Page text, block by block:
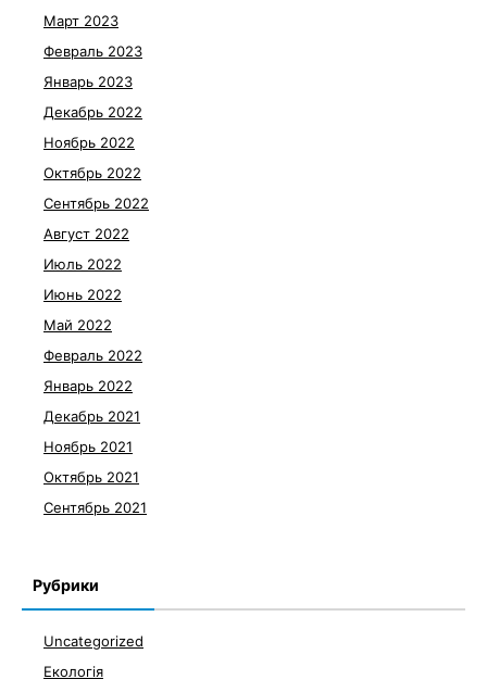
Март 2023
Февраль 2023
Январь 2023
Декабрь 2022
Ноябрь 2022
Октябрь 2022
Сентябрь 2022
Август 2022
Июль 2022
Июнь 2022
Май 2022
Февраль 2022
Январь 2022
Декабрь 2021
Ноябрь 2021
Октябрь 2021
Сентябрь 2021
Рубрики
Uncategorized
Екологія